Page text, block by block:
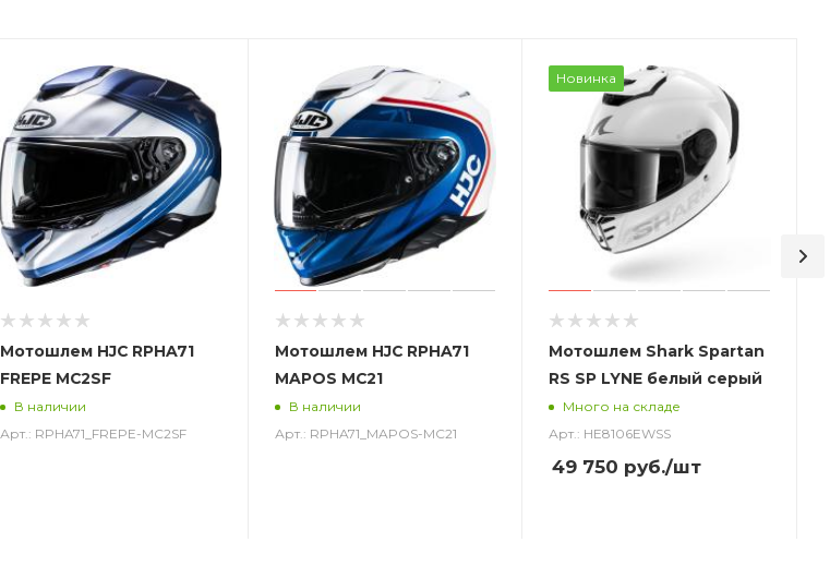
Мотошлем HJC RPHA71
FREPE MC2SF
В наличии
Арт.: RPHA71_FREPE-MC2SF
Мотошлем HJC RPHA71
MAPOS MC21
В наличии
Арт.: RPHA71_MAPOS-MC21
Новинка
Мотошлем Shark Spartan
RS SP LYNE белый серый
Много на складе
Арт.: HE8106EWSS
49 750 руб./шт